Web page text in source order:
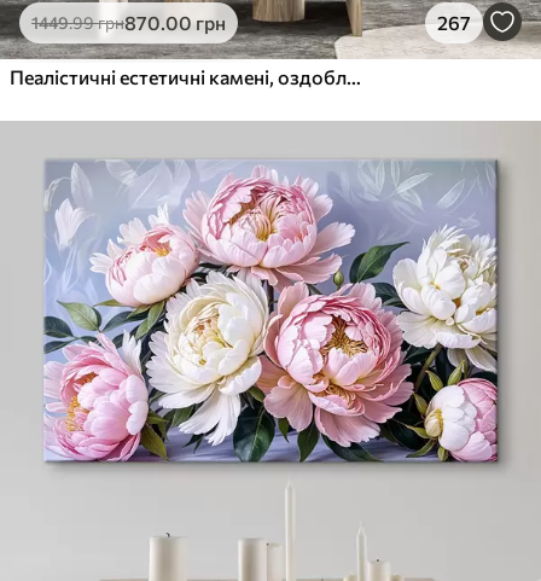
1449.99грн870.00 грн 267
Пеалістичні естетичні камені, оздоблення будинку, природне освітлення